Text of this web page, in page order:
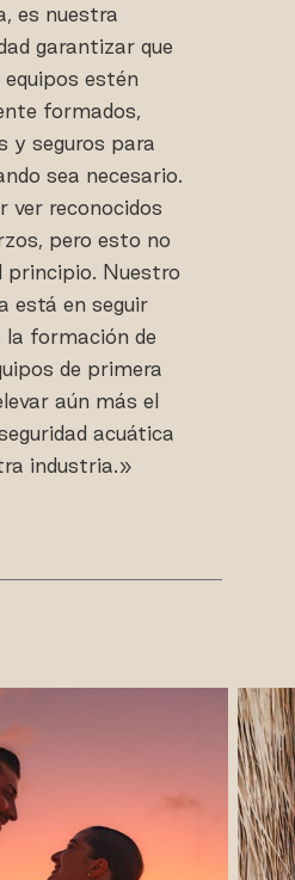
es nuestra
garantizar que
estén
formados,
y seguros para
sea necesario.
ver reconocidos
pero esto no
principio. Nuestro
está en seguir
la formación de
de primera
aún más el
acuática
industria.»